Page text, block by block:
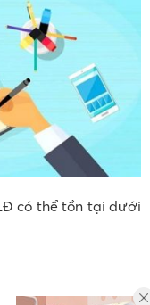
có thể tồn tại dưới